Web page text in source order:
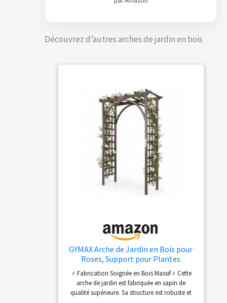
Découvrez d’autres arches de jardin en bois
GYMAX Arche de Jardin en Bois pour
Roses, Support pour Plantes
Grimpantes
﹟Fabrication Soignée en Bois Massif﹟Cette
arche de jardin est fabriquée en sapin de
qualité supérieure. Sa structure est robuste et